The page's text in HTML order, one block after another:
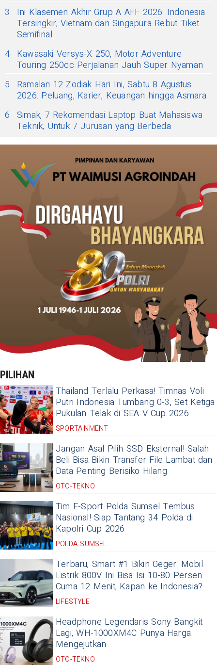
3
Ini Klasemen Akhir Grup A AFF 2026: Indonesia
Tersingkir, Vietnam dan Singapura Rebut Tiket
Semifinal
4 Kawasaki Versys-X 250, Motor Adventure
Touring 250cc Perjalanan Jauh Super Nyaman
5
Ramalan 12 Zodiak Hari Ini, Sabtu 8 Agustus
2026: Peluang, Karier, Keuangan hingga Asmara
6 Simak, 7 Rekomendasi Laptop Buat Mahasiswa
Teknik, Untuk 7 Jurusan yang Berbeda
PILIHAN
Thailand Terlalu Perkasa! Timnas Voli
Putri Indonesia Tumbang 0-3, Set Ketiga
Pukulan Telak di SEA V Cup 2026
SPORTAINMENT
Jangan Asal Pilih SSD Eksternal! Salah
Beli Bisa Bikin Transfer File Lambat dan
Data Penting Berisiko Hilang
OTO-TEKNO
Tim E-Sport Polda Sumsel Tembus
Nasional! Siap Tantang 34 Polda di
Kapolri Cup 2026
POLDA SUMSEL
Terbaru, Smart #1 Bikin Geger: Mobil
Listrik 800V Ini Bisa Isi 10-80 Persen
Cuma 12 Menit, Kapan ke Indonesia?
LIFESTYLE
Headphone Legendaris Sony Bangkit
Lagi, WH-1000XM4C Punya Harga
Mengejutkan
OTO-TEKNO